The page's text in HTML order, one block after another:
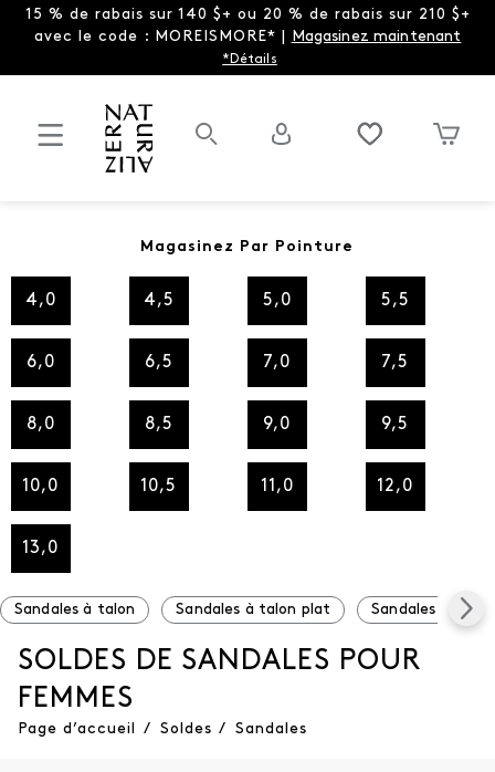
15 % de rabais sur 140 $+ ou 20 % de rabais sur 210 $+
avec le code : MOREISMORE* | Magasinez maintenant
*Détails
Magasinez Par Pointure
4,0 4,5 5,0 5,5
6,0 6,5 7,0 7,5
8,0 8,5 9,0 9,5
10,0 10,5 11,0 12,0
13,0
Sandales à talon Sandales à talon plat Sandales à
SOLDES DE SANDALES POUR
FEMMES
Page d’accueil / Soldes / Sandales